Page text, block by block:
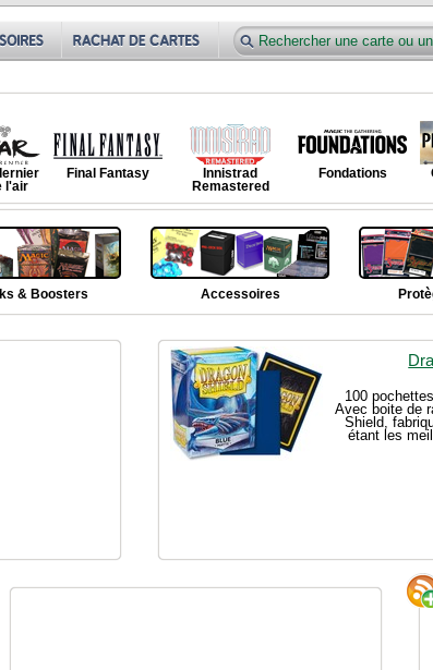
l'air
Final Fantasy
Innistrad
Remastered
Fondations
& Boosters Accessoires
100
Avec boite de
Shield,
étant les